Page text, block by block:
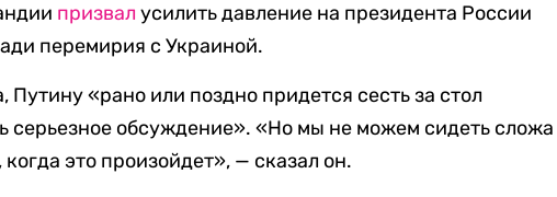
призвал усилить давление на президента России
перемирия с Украиной.
«рано или поздно придется сесть за стол
серьезное обсуждение». «Но мы не можем сидеть сложа
это произойдет», — сказал он.